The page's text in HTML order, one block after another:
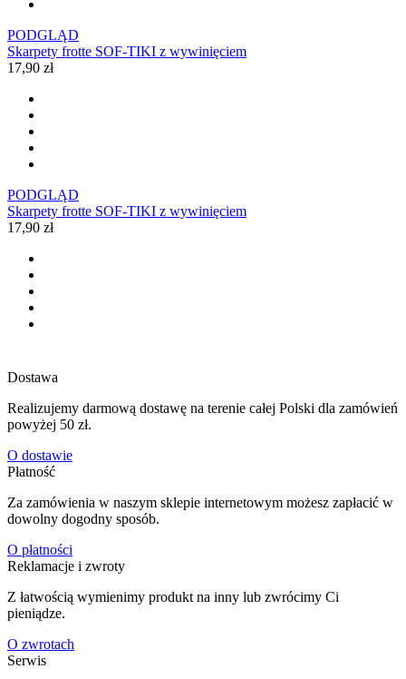
PODGLĄD
Skarpety frotte SOF-TIKI z wywinięciem
17,90 zł
PODGLĄD
Skarpety frotte SOF-TIKI z wywinięciem
17,90 zł
Dostawa
Realizujemy darmową dostawę na terenie całej Polski dla zamówień
powyżej 50 zł.
O dostawie
Płatność
Za zamówienia w naszym sklepie internetowym możesz zapłacić w
dowolny dogodny sposób.
O płatności
Reklamacje i zwroty
Z łatwością wymienimy produkt na inny lub zwrócimy Ci
pieniądze.
O zwrotach
Serwis